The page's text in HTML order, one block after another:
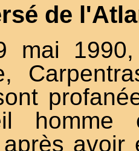
de
mai
homme
avoir